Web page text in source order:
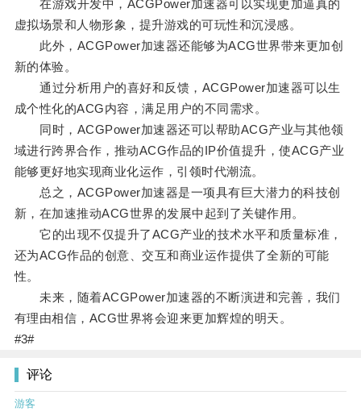
在游戏开发中，ACGPower加速器可以实现更加逼真的
虚拟场景和人物形象，提升游戏的可玩性和沉浸感。
此外，ACGPower加速器还能够为ACG世界带来更加创
新的体验。
通过分析用户的喜好和反馈，ACGPower加速器可以生
成个性化的ACG内容，满足用户的不同需求。
同时，ACGPower加速器还可以帮助ACG产业与其他领
域进行跨界合作，推动ACG作品的IP价值提升，使ACG产业
能够更好地实现商业化运作，引领时代潮流。
总之，ACGPower加速器是一项具有巨大潜力的科技创
新，在加速推动ACG世界的发展中起到了关键作用。
它的出现不仅提升了ACG产业的技术水平和质量标准，
还为ACG作品的创意、交互和商业运作提供了全新的可能
性。
未来，随着ACGPower加速器的不断演进和完善，我们
有理由相信，ACG世界将会迎来更加辉煌的明天。
#3#
评论
游客